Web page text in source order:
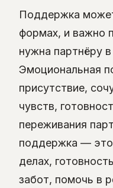
Поддержка
формах, и важно
нужна партнёру
Эмоциональная
присутствие,
чувств,
переживания
поддержка —
делах,
забот, помочь в